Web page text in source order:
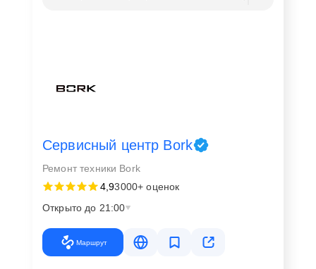
Сервисный центр Bork
Ремонт техники Bork
4,93000+ оценок
Открыто до 21:00
Маршрут